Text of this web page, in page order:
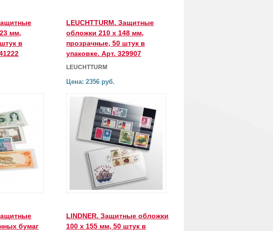
мм,
в
LEUCHTTURM. Защитные
обложки 210 x 148 мм,
прозрачные, 50 штук в
упаковке. Арт. 329907
LEUCHTTURM
Цена: 2356 руб.
бумаг
LINDNER. Защитные обложки
100 х 155 мм, 50 штук в